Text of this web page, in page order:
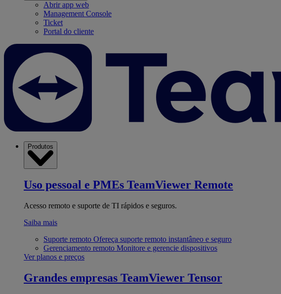
Abrir app web
Management Console
Ticket
Portal do cliente
Produtos
Uso pessoal e PMEs TeamViewer Remote
Acesso remoto e suporte de TI rápidos e seguros.
Saiba mais
Suporte remoto Ofereça suporte remoto instantâneo e seguro
Gerenciamento remoto Monitore e gerencie dispositivos
Ver planos e preços
Grandes empresas TeamViewer Tensor